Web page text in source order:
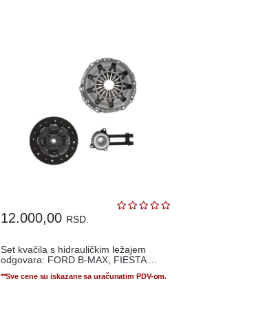
12.000,00 RSD.
Set kvačila s hidrauličkim ležajem
odgovara: FORD B-MAX, FIESTA ...
**Sve cene su iskazane sa uračunatim PDV-om.